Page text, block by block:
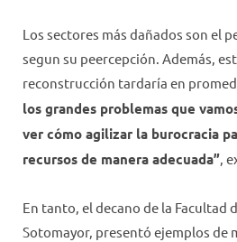
Los sectores más dañados son el
segun su peercepción. Además,
reconstrucción tardaría en
los grandes problemas que
ver cómo agilizar la burocracia
recursos de manera adecuada”,
En tanto, el decano de la Facultad
Sotomayor, presentó ejemplos de